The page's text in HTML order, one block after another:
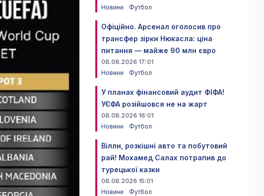
Новини
Футбол
Офіційно. Арсенал оголосив про
трансфер зірки Нюкасла: ціна
питання — майже 90 млн євро
08.08.2026 17:01
Новини
Футбол
У планах фінансовий аудит ФІФА!
УЄФА розійшовся не на жарт
08.08.2026 16:01
Новини
Футбол
Вілли, розкішні авто та побутовий
рай! Мохамед Салах потрапив до
турецької казки
08.08.2026 15:01
Новини
Футбол